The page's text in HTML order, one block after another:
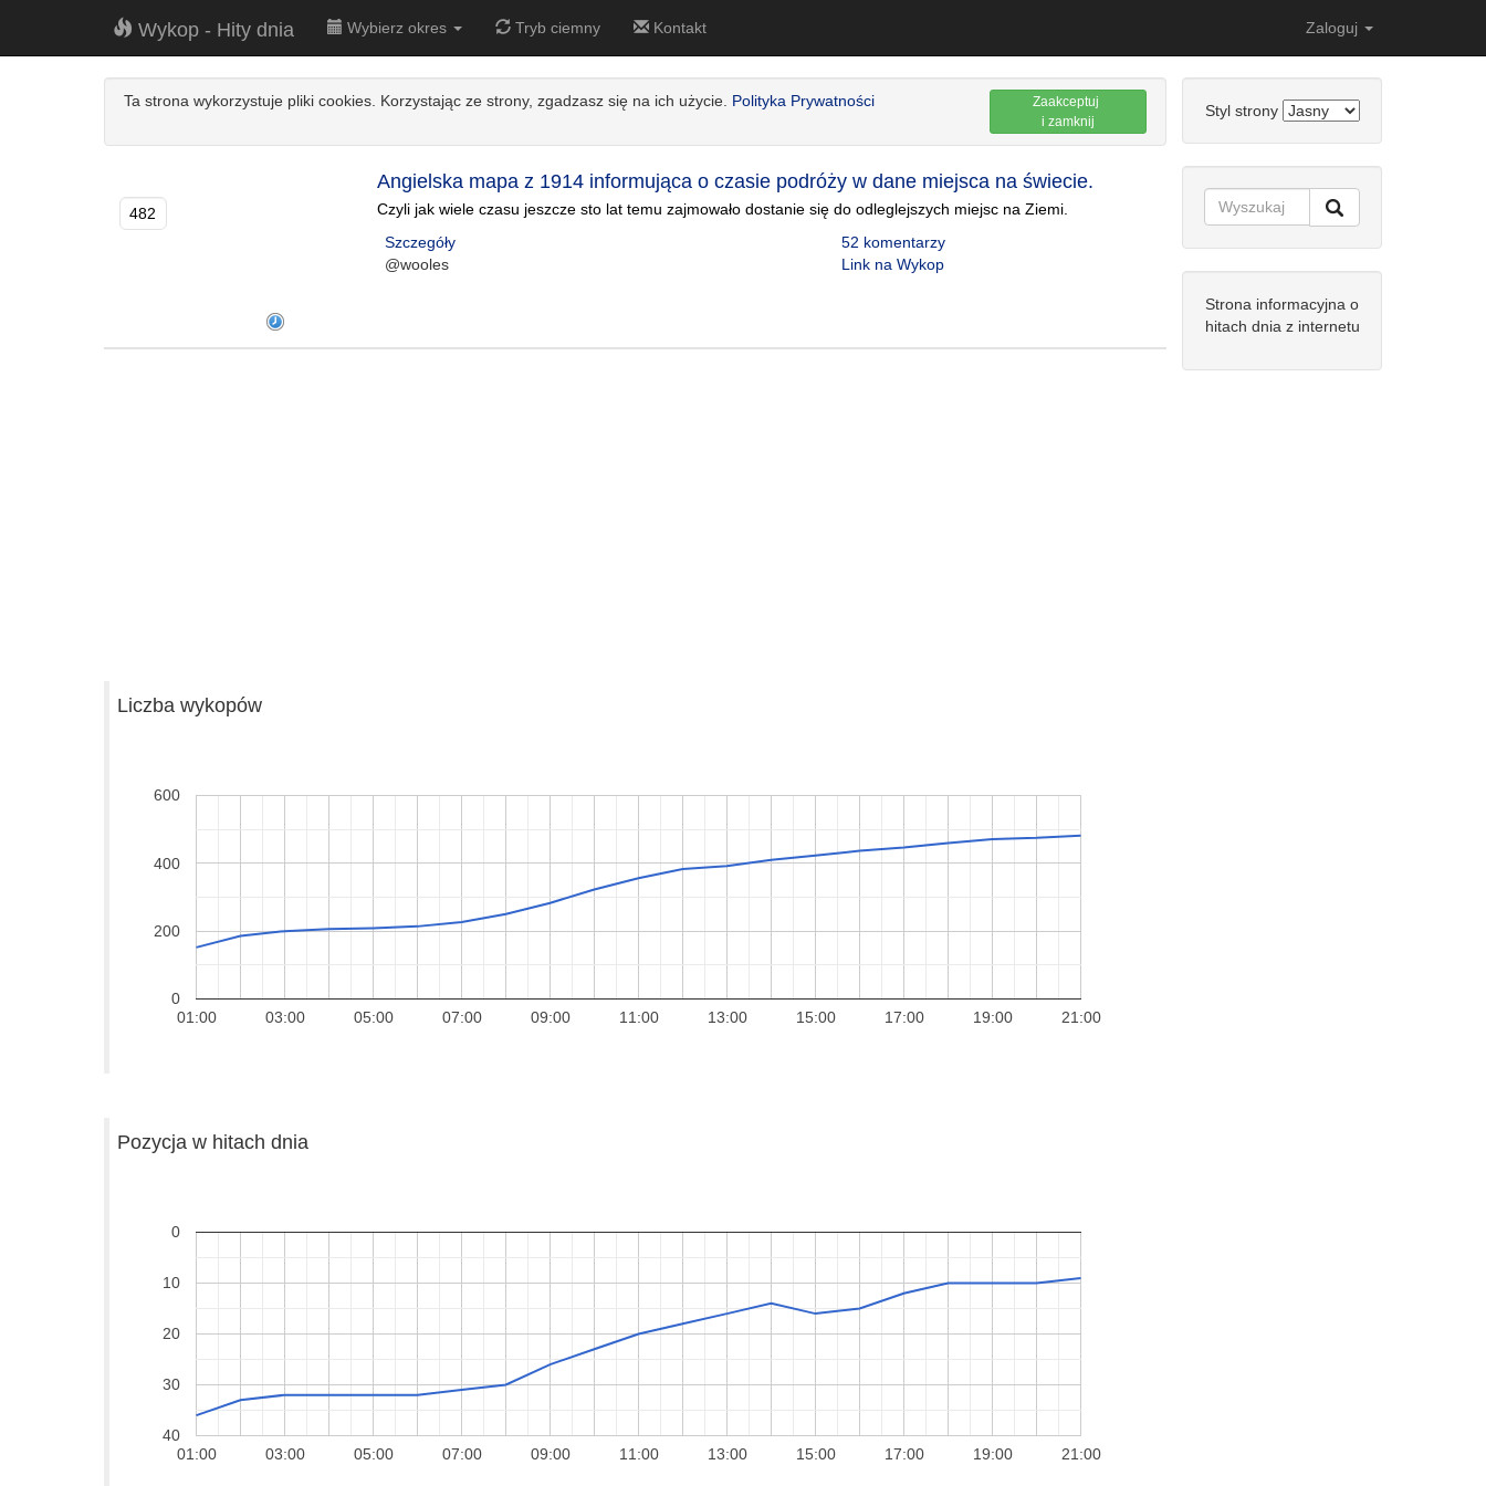
Wykop - Hity dnia Wybierz okres Tryb ciemny Kontakt Zaloguj
Ta strona wykorzystuje pliki cookies. Korzystając ze strony, zgadzasz się na ich użycie. Polityka Prywatności
Zaakceptuj
i zamknij
482
Angielska mapa z 1914 informująca o czasie podróży w dane miejsca na świecie.
Czyli jak wiele czasu jeszcze sto lat temu zajmowało dostanie się do odleglejszych miejsc na Ziemi.
Szczegóły
@wooles
52 komentarzy
Link na Wykop
Liczba wykopów
01:00 03:00 05:00 07:00 09:00 11:00 13:00 15:00 17:00 19:00 21:00
0
200
400
600
Pozycja w hitach dnia
01:00 03:00 05:00 07:00 09:00 11:00 13:00 15:00 17:00 19:00 21:00
0
10
20
30
40
Styl strony
Strona informacyjna o
hitach dnia z internetu